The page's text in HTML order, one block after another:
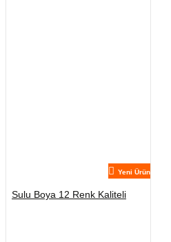
Yeni Ürün
Sulu Boya 12 Renk Kaliteli